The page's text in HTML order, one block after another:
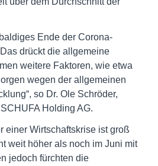
Ende der Corona-
drückt die allgemeine
weitere Faktoren, wie etwa
wegen der allgemeinen
so Dr. Ole Schröder,
Holding AG.
einer Wirtschaftskrise ist groß
weit höher als noch im Juni mit
jedoch fürchten die